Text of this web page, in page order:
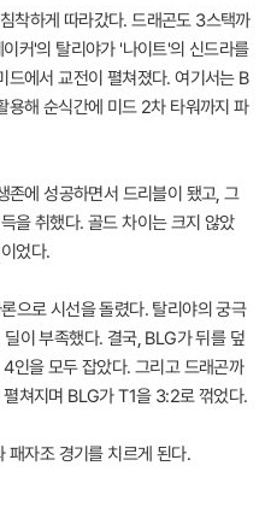
착하게 따라갔다. 드래곤도 3스택까
커'의 탈리야가 '나이트'의 신드라를
드에서 교전이 펼쳐졌다. 여기서는 B
용해 순식간에 미드 2차 타워까지 파
존에 성공하면서 드리블이 됐고, 그
을 취했다. 골드 차이는 크지 않았
었다.
으로 시선을 돌렸다. 탈리야의 궁극
이 부족했다. 결국, BLG가 뒤를 덮
인을 모두 잡았다. 그리고 드래곤까
쳐지며 BLG가 T1을 3:2로 꺾었다.
패자조 경기를 치르게 된다.